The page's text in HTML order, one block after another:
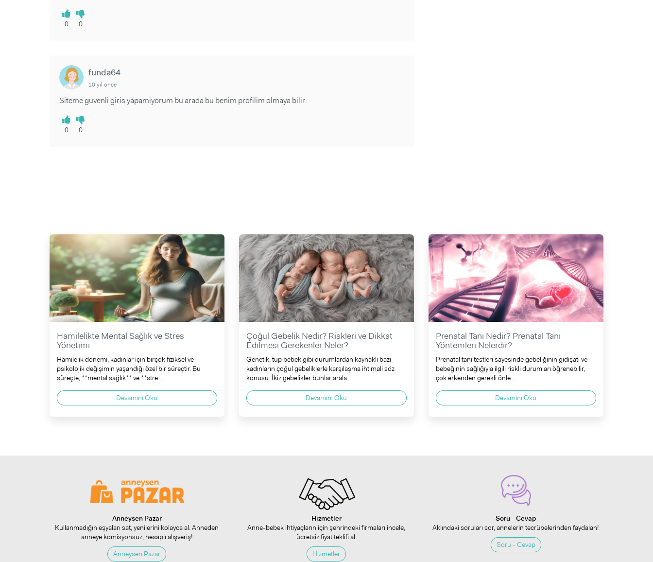
0 0
funda64
10 yıl önce
Siteme guvenli giris yapamiyorum bu arada bu benim profilim olmaya bilir
0 0
Hamilelikte Mental Sağlık ve Stres
Yönetimi
Hamilelik dönemi, kadınlar için birçok fiziksel ve
psikolojik değişimin yaşandığı özel bir süreçtir. Bu
süreçte, **mental sağlık** ve **stre ...
Devamını Oku
Çoğul Gebelik Nedir? Riskleri ve Dikkat
Edilmesi Gerekenler Neler?
Genetik, tüp bebek gibi durumlardan kaynaklı bazı
kadınların çoğul gebeliklerle karşılaşma ihtimali söz
konusu. İkiz gebelikler bunlar arala ...
Devamını Oku
Prenatal Tanı Nedir? Prenatal Tanı
Yöntemleri Nelerdir?
Prenatal tanı testleri sayesinde gebeliğinin gidişatı ve
bebeğinin sağlığıyla ilgili riskli durumları öğrenebilir,
çok erkenden gerekli önle ...
Devamını Oku
Anneysen Pazar
Kullanmadığın eşyaları sat, yenilerini kolayca al. Anneden
anneye komisyonsuz, hesaplı alışveriş!
Anneysen Pazar
Hizmetler
Anne-bebek ihtiyaçların için şehrindeki firmaları incele,
ücretsiz fiyat teklifi al.
Hizmetler
Soru - Cevap
Aklındaki soruları sor, annelerin tecrübelerinden faydalan!
Soru - Cevap